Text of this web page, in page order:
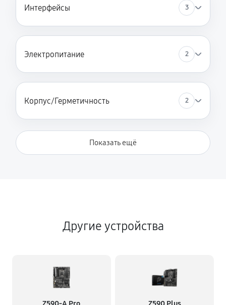
Интерфейсы 3
Электропитание 2
Корпус/Герметичность 2
Показать ещё
Другие устройства